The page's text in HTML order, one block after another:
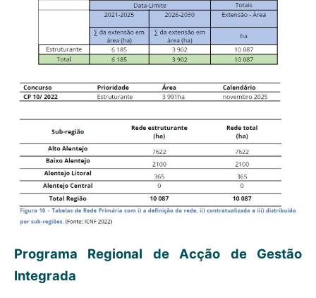
Programa Regional de Acção de Gestão
Integrada